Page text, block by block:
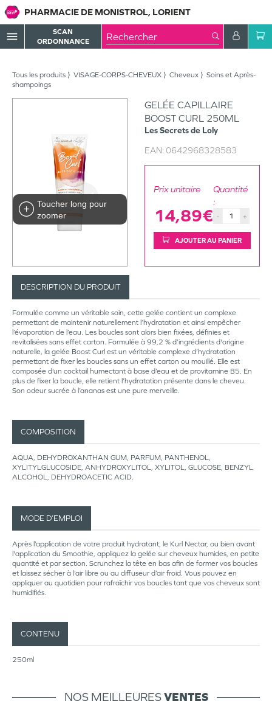
PHARMACIE DE MONISTROL, LORIENT
menu
SCAN
ORDONNANCE
Tous les produits VISAGE-CORPS-CHEVEUX Cheveux
Soins et Après-
shampoings
Toucher long pour
zoomer
GELÉE CAPILLAIRE
BOOST CURL 250ML
Les Secrets de Loly
EAN: 0642968328583
Prix unitaire
14,89€
Quantité
:
- +
AJOUTER AU PANIER
DESCRIPTION DU PRODUIT
Formulée comme un véritable soin, cette gelée contient un complexe
permettant de maintenir naturellement l’hydratation et ainsi empêcher
l’évaporation de l’eau. Les boucles sont alors bien fixées, définies et
revitalisées sans effet carton. Formulée à 99,2 % d’ingrédients d'origine
naturelle, la gelée Boost Curl est un véritable complexe d’hydratation
permettant de fixer les boucles sans un effet carton ou mouillé. Elle est
composée d’un cocktail humectant à base d’eau et de provitamine B5. En
plus de fixer la boucle, elle retient l’hydratation présente dans le cheveu.
Son odeur sucrée à l’ananas est une pure merveille.
COMPOSITION
AQUA, DEHYDROXANTHAN GUM, PARFUM, PANTHENOL,
XYLITYLGLUCOSIDE, ANHYDROXYLITOL, XYLITOL, GLUCOSE, BENZYL
ALCOHOL, DEHYDROACETIC ACID.
MODE D’EMPLOI
Après l’application de votre produit hydratant, le Kurl Nectar, ou bien avant
l'application du Smoothie, appliquez la gelée sur cheveux humides, en petite
quantité et par section. Scrunchez la tête en bas afin de former vos boucles
et laissez sécher à l’air libre ou au diffuseur d’air froid. Vous pouvez en
appliquer au quotidien pour rafraîchir vos boucles tant que vos cheveux sont
humidifiés.
CONTENU
250ml
NOS MEILLEURESVENTES